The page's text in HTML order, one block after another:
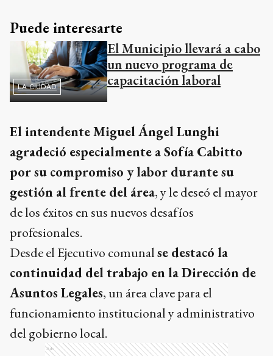
Puede interesarte
LA CIUDAD
El Municipio llevará a cabo
un nuevo programa de
capacitación laboral
El intendente Miguel Ángel Lunghi
agradeció especialmente a Sofía Cabitto
por su compromiso y labor durante su
gestión al frente del área, y le deseó el mayor
de los éxitos en sus nuevos desafíos
profesionales.
Desde el Ejecutivo comunalse destacó la
continuidad del trabajo en la Dirección de
Asuntos Legales, un área clave para el
funcionamiento institucional y administrativo
del gobierno local.
Ads